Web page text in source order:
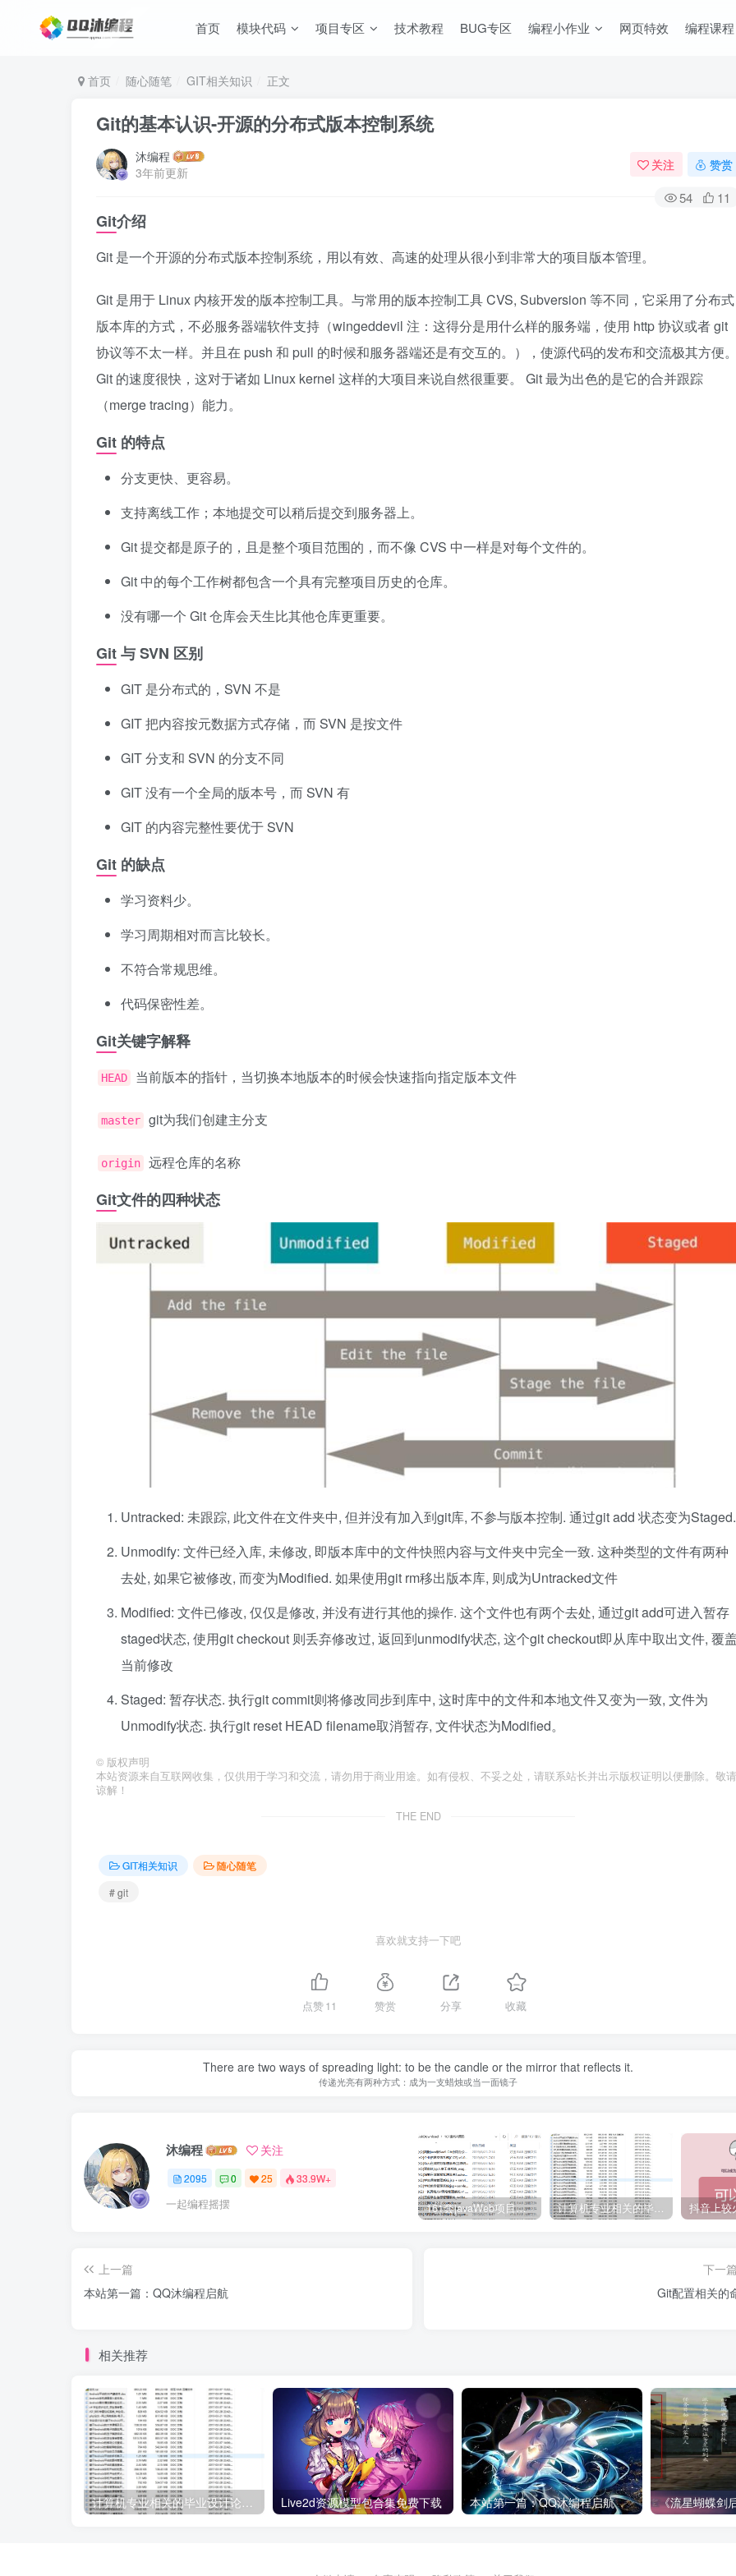
首页 模块代码 项目专区 技术教程 BUG专区 编程小作业 网页特效 编程课程
首页 随心随笔 GIT相关知识 正文
Git的基本认识-开源的分布式版本控制系统
沐编程
3年前更新
关注 赞赏
54 11
Git介绍
Git 是一个开源的分布式版本控制系统，用以有效、高速的处理从很小到非常大的项目版本管理。
Git 是用于 Linux 内核开发的版本控制工具。与常用的版本控制工具 CVS, Subversion 等不同，它采用了分布式
版本库的方式，不必服务器端软件支持（wingeddevil 注：这得分是用什么样的服务端，使用 http 协议或者 git
协议等不太一样。并且在 push 和 pull 的时候和服务器端还是有交互的。），使源代码的发布和交流极其方便
Git 的速度很快，这对于诸如 Linux kernel 这样的大项目来说自然很重要。 Git 最为出色的是它的合并跟踪
（merge tracing）能力。
Git 的特点
分支更快、更容易。
支持离线工作；本地提交可以稍后提交到服务器上。
Git 提交都是原子的，且是整个项目范围的，而不像 CVS 中一样是对每个文件的。
Git 中的每个工作树都包含一个具有完整项目历史的仓库。
没有哪一个 Git 仓库会天生比其他仓库更重要。
Git 与 SVN 区别
GIT 是分布式的，SVN 不是
GIT 把内容按元数据方式存储，而 SVN 是按文件
GIT 分支和 SVN 的分支不同
GIT 没有一个全局的版本号，而 SVN 有
GIT 的内容完整性要优于 SVN
Git 的缺点
学习资料少。
学习周期相对而言比较长。
不符合常规思维。
代码保密性差。
Git关键字解释
HEAD 当前版本的指针，当切换本地版本的时候会快速指向指定版本文件
master git为我们创建主分支
origin 远程仓库的名称
Git文件的四种状态
Untracked: 未跟踪, 此文件在文件夹中, 但并没有加入到git库, 不参与版本控制. 通过git add 状态变为Staged.
Unmodify: 文件已经入库, 未修改, 即版本库中的文件快照内容与文件夹中完全一致. 这种类型的文件有两种
去处, 如果它被修改, 而变为Modified. 如果使用git rm移出版本库, 则成为Untracked文件
Modified: 文件已修改, 仅仅是修改, 并没有进行其他的操作. 这个文件也有两个去处, 通过git add可进入暂存
staged状态, 使用git checkout 则丢弃修改过, 返回到unmodify状态, 这个git checkout即从库中取出文件, 覆
当前修改
Staged: 暂存状态. 执行git commit则将修改同步到库中, 这时库中的文件和本地文件又变为一致, 文件为
Unmodify状态. 执行git reset HEAD filename取消暂存, 文件状态为Modified。
© 版权声明
本站资源来自互联网收集，仅供用于学习和交流，请勿用于商业用途。如有侵权、不妥之处，请联系站长并出示版权证明以便删除。敬请
谅解！
THE END
GIT相关知识
随心随笔
# git
喜欢就支持一下吧
点赞11 赞赏 分享 收藏
There are two ways of spreading light: to be the candle or the mirror that reflects it.
传递光亮有两种方式：成为一支蜡烛或当一面镜子
沐编程 关注
2095 0 25 33.9W+
一起编程摇摆 161套javaWeb项目源码免费分享
上一篇
本站第一篇：QQ沐编程启航
下一
Git配置相关的
相关推荐
计算机专业相关的毕业设计论文合集免费下载 Live2d资源模型包合集免费下载 本站第一篇：QQ沐编程启航